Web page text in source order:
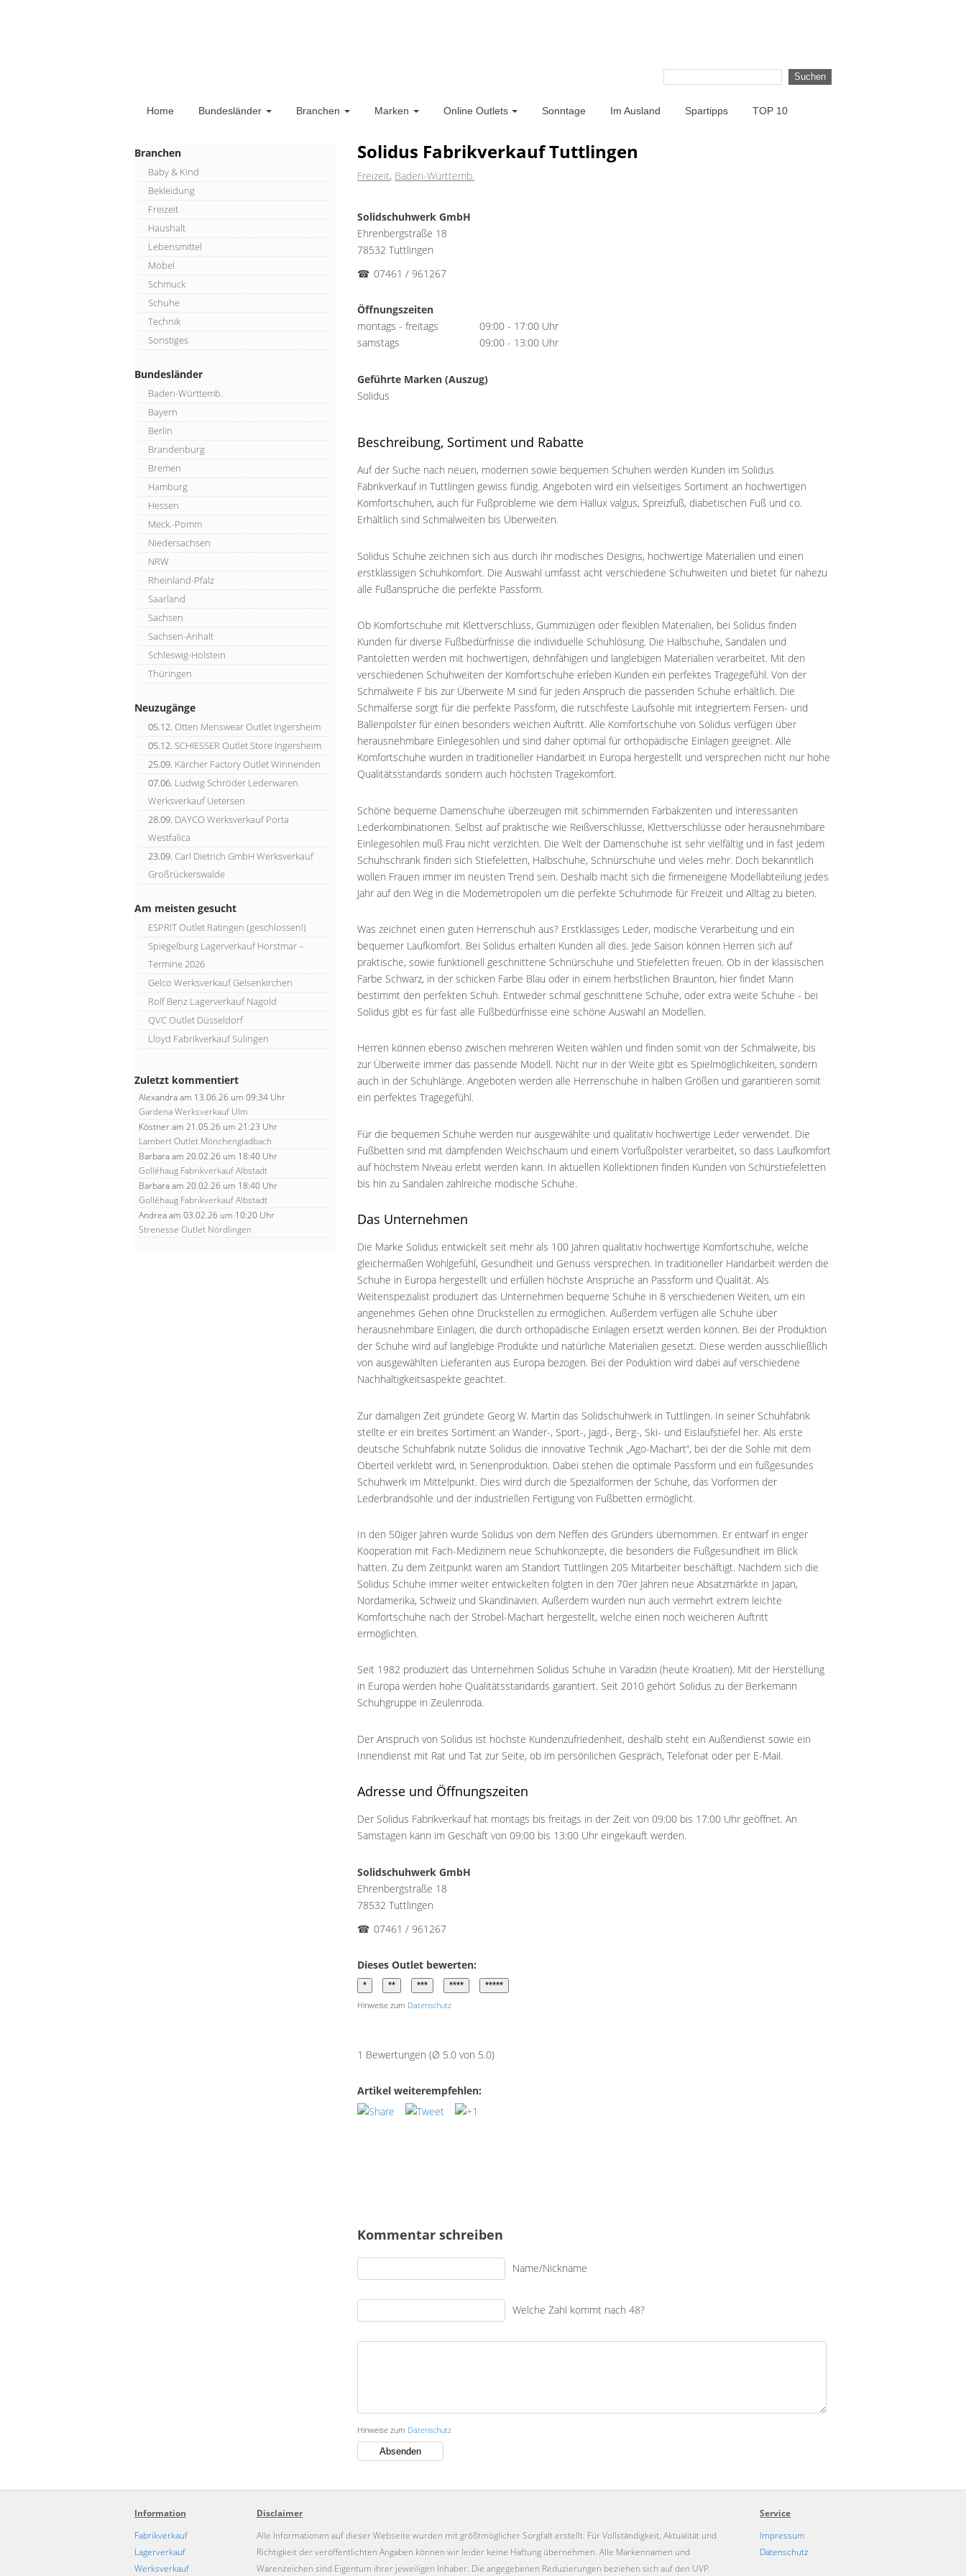
Home Bundesländer Branchen Marken Online Outlets Sonntage Im Ausland Spartipps TOP 10
Solidus Fabrikverkauf Tuttlingen
Freizeit, Baden-Württemb.
Solidschuhwerk GmbH
Ehrenbergstraße 18
78532 Tuttlingen
☎ 07461 / 961267
Öffnungszeiten
montags - freitags
09:00 - 17:00 Uhr
samstags
09:00 - 13:00 Uhr
Geführte Marken (Auszug)
Solidus
Beschreibung, Sortiment und Rabatte
Auf der Suche nach neuen, modernen sowie bequemen Schuhen werden Kunden im Solidus
Fabrikverkauf in Tuttlingen gewiss fündig. Angeboten wird ein vielseitiges Sortiment an hochwertigen
Komfortschuhen, auch für Fußprobleme wie dem Hallux valgus, Spreizfuß, diabetischen Fuß und co.
Erhältlich sind Schmalweiten bis Überweiten.
Solidus Schuhe zeichnen sich aus durch ihr modisches Designs, hochwertige Materialien und einen
erstklassigen Schuhkomfort. Die Auswahl umfasst acht verschiedene Schuhweiten und bietet für nahezu
alle Fußansprüche die perfekte Passform.
Ob Komfortschuhe mit Klettverschluss, Gummizügen oder flexiblen Materialien, bei Solidus finden
Kunden für diverse Fußbedürfnisse die individuelle Schuhlösung. Die Halbschuhe, Sandalen und
Pantoletten werden mit hochwertigen, dehnfähigen und langlebigen Materialien verarbeitet. Mit den
verschiedenen Schuhweiten der Komfortschuhe erleben Kunden ein perfektes Tragegefühl. Von der
Schmalweite F bis zur Überweite M sind für jeden Anspruch die passenden Schuhe erhältlich. Die
Schmalferse sorgt für die perfekte Passform, die rutschfeste Laufsohle mit integriertem Fersen- und
Ballenpolster für einen besonders weichen Auftritt. Alle Komfortschuhe von Solidus verfügen über
herausnehmbare Einlegesohlen und sind daher optimal für orthopädische Einlagen geeignet. Alle
Komfortschuhe wurden in traditioneller Handarbeit in Europa hergestellt und versprechen nicht nur hohe
Qualitätsstandards sondern auch höchsten Tragekomfort.
Schöne bequeme Damenschuhe überzeugen mit schimmernden Farbakzenten und interessanten
Lederkombinationen. Selbst auf praktische wie Reißverschlüsse, Klettverschlüsse oder herausnehmbare
Einlegesohlen muß Frau nicht verzichten. Die Welt der Damenschuhe ist sehr vielfältig und in fast jedem
Schuhschrank finden sich Stiefeletten, Halbschuhe, Schnürschuhe und vieles mehr. Doch bekanntlich
wollen Frauen immer im neusten Trend sein. Deshalb macht sich die firmeneigene Modellabteilung jedes
Jahr auf den Weg in die Modemetropolen um die perfekte Schuhmode für Freizeit und Alltag zu bieten.
Was zeichnet einen guten Herrenschuh aus? Erstklassiges Leder, modische Verarbeitung und ein
bequemer Laufkomfort. Bei Solidus erhalten Kunden all dies. Jede Saison können Herren sich auf
praktische, sowie funktionell geschnittene Schnürschuhe und Stiefeletten freuen. Ob in der klassischen
Farbe Schwarz, in der schicken Farbe Blau oder in einem herbstlichen Braunton, hier findet Mann
bestimmt den perfekten Schuh. Entweder schmal geschnittene Schuhe, oder extra weite Schuhe - bei
Solidus gibt es für fast alle Fußbedürfnisse eine schöne Auswahl an Modellen.
Herren können ebenso zwischen mehreren Weiten wählen und finden somit von der Schmalweite, bis
zur Überweite immer das passende Modell. Nicht nur in der Weite gibt es Spielmöglichkeiten, sondern
auch in der Schuhlänge. Angeboten werden alle Herrenschuhe in halben Größen und garantieren somit
ein perfektes Tragegefühl.
Für die bequemen Schuhe werden nur ausgewählte und qualitativ hochwertige Leder verwendet. Die
Fußbetten sind mit dämpfenden Weichschaum und einem Vorfußpolster verarbeitet, so dass Laufkomfort
auf höchstem Niveau erlebt werden kann. In aktuellen Kollektionen finden Kunden von Schürstiefeletten
bis hin zu Sandalen zahlreiche modische Schuhe.
Das Unternehmen
Die Marke Solidus entwickelt seit mehr als 100 Jahren qualitativ hochwertige Komfortschuhe, welche
gleichermaßen Wohlgefühl, Gesundheit und Genuss versprechen. In traditioneller Handarbeit werden die
Schuhe in Europa hergestellt und erfüllen höchste Ansprüche an Passform und Qualität. Als
Weitenspezialist produziert das Unternehmen bequeme Schuhe in 8 verschiedenen Weiten, um ein
angenehmes Gehen ohne Druckstellen zu ermöglichen. Außerdem verfügen alle Schuhe über
herausnehmbare Einlagen, die durch orthopädische Einlagen ersetzt werden können. Bei der Produktion
der Schuhe wird auf langlebige Produkte und natürliche Materialien gesetzt. Diese werden ausschließlich
von ausgewählten Lieferanten aus Europa bezogen. Bei der Poduktion wird dabei auf verschiedene
Nachhaltigkeitsaspekte geachtet.
Zur damaligen Zeit gründete Georg W. Martin das Solidschuhwerk in Tuttlingen. In seiner Schuhfabrik
stellte er ein breites Sortiment an Wander-, Sport-, Jagd-, Berg-, Ski- und Eislaufstiefel her. Als erste
deutsche Schuhfabrik nutzte Solidus die innovative Technik „Ago-Machart“, bei der die Sohle mit dem
Oberteil verklebt wird, in Serienproduktion. Dabei stehen die optimale Passform und ein fußgesundes
Schuhwerk im Mittelpunkt. Dies wird durch die Spezialformen der Schuhe, das Vorformen der
Lederbrandsohle und der industriellen Fertigung von Fußbetten ermöglicht.
In den 50iger Jahren wurde Solidus von dem Neffen des Gründers übernommen. Er entwarf in enger
Kooperation mit Fach-Medizinern neue Schuhkonzepte, die besonders die Fußgesundheit im Blick
hatten. Zu dem Zeitpunkt waren am Standort Tuttlingen 205 Mitarbeiter beschäftigt. Nachdem sich die
Solidus Schuhe immer weiter entwickelten folgten in den 70er Jahren neue Absatzmärkte in Japan,
Nordamerika, Schweiz und Skandinavien. Außerdem wurden nun auch vermehrt extrem leichte
Komfortschuhe nach der Strobel-Machart hergestellt, welche einen noch weicheren Auftritt
ermöglichten.
Seit 1982 produziert das Unternehmen Solidus Schuhe in Varadzin (heute Kroatien). Mit der Herstellung
in Europa werden hohe Qualitätsstandards garantiert. Seit 2010 gehört Solidus zu der Berkemann
Schuhgruppe in Zeulenroda.
Der Anspruch von Solidus ist höchste Kundenzufriedenheit, deshalb steht ein Außendienst sowie ein
Innendienst mit Rat und Tat zur Seite, ob im persönlichen Gespräch, Telefonat oder per E-Mail.
Adresse und Öffnungszeiten
Der Solidus Fabrikverkauf hat montags bis freitags in der Zeit von 09:00 bis 17:00 Uhr geöffnet. An
Samstagen kann im Geschäft von 09:00 bis 13:00 Uhr eingekauft werden.
Solidschuhwerk GmbH
Ehrenbergstraße 18
78532 Tuttlingen
☎ 07461 / 961267
Dieses Outlet bewerten:
Hinweise zum Datenschutz
1 Bewertungen (Ø 5.0 von 5.0)
Artikel weiterempfehlen:
Kommentar schreiben
Name/Nickname
Welche Zahl kommt nach 48?
Hinweise zum Datenschutz
Branchen
Baby & Kind
Bekleidung
Freizeit
Haushalt
Lebensmittel
Möbel
Schmuck
Schuhe
Technik
Sonstiges
Bundesländer
Baden-Württemb.
Bayern
Berlin
Brandenburg
Bremen
Hamburg
Hessen
Meck.-Pomm
Niedersachsen
NRW
Rheinland-Pfalz
Saarland
Sachsen
Sachsen-Anhalt
Schleswig-Holstein
Thüringen
Neuzugänge
05.12. Otten Menswear Outlet Ingersheim
05.12. SCHIESSER Outlet Store Ingersheim
25.09. Kärcher Factory Outlet Winnenden
07.06. Ludwig Schröder Lederwaren
Werksverkauf Uetersen
28.09. DAYCO Werksverkauf Porta
Westfalica
23.09. Carl Dietrich GmbH Werksverkauf
Großrückerswalde
Am meisten gesucht
ESPRIT Outlet Ratingen (geschlossen!)
Spiegelburg Lagerverkauf Horstmar –
Termine 2026
Gelco Werksverkauf Gelsenkirchen
Rolf Benz Lagerverkauf Nagold
QVC Outlet Düsseldorf
Lloyd Fabrikverkauf Sulingen
Zuletzt kommentiert
Alexandraam 13.06.26 um 09:34 Uhr
Gardena Werksverkauf Ulm
Köstneram 21.05.26 um 21:23 Uhr
Lambert Outlet Mönchengladbach
Barbaraam 20.02.26 um 18:40 Uhr
Golléhaug Fabrikverkauf Albstadt
Barbaraam 20.02.26 um 18:40 Uhr
Golléhaug Fabrikverkauf Albstadt
Andreaam 03.02.26 um 10:20 Uhr
Strenesse Outlet Nördlingen
Information
Fabrikverkauf
Lagerverkauf
Werksverkauf
Disclaimer
Alle Informationen auf dieser Webseite wurden mit größtmöglicher Sorgfalt erstellt. Für Vollständigkeit, Aktualität und
Richtigkeit der veröffentlichten Angaben können wir leider keine Haftung übernehmen. Alle Markennamen und
Warenzeichen sind Eigentum ihrer jeweiligen Inhaber. Die angegebenen Reduzierungen beziehen sich auf den UVP
Service
Impressum
Datenschutz